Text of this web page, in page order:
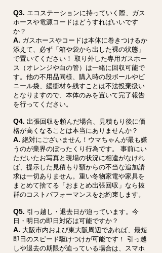
Q3. エコステーションに持っていく際、ガス
ホースや電源コードはどうすればいいです
か？
A. ガスホースやコードは本体に巻きつけるか
添えて、必ず「箱や袋から出した裸の状態」
で置いてください！ 取り外した専用ガスホー
ス（オレンジや白の管）は一緒に回収可能で
す。他の不用品同様、購入時の段ボールやビ
ニール袋、緩衝材を残すことは不法投棄扱い
となりますので、本体のみを置いて完了報告
を行ってください。
Q4. 出張回収を頼んだ場合、見積もり後に価
格が高くなることは本当にありませんか？
A. 絶対にございません！ウマちゃんが最も嫌
うのが業界のぼったくり行為です。 事前にい
ただいたお写真と現場の状況に相違がなけれ
ば、提示した見積もり額からの不当な追加請
求は一切ありません。重い冬物家電や家具を
まとめて捨てる「おまとめ出張回収」なら抜
群のコストパフォーマンスをお約束します。
Q5. 引っ越し・退去日が迫っています。今
日・明日の即日対応は可能ですか？
A. 大阪市内および東大阪周辺であれば、最短
即日のスピード駆けつけが可能です！ 引っ越
しや退去の期限が迫っている場合は、スマホ